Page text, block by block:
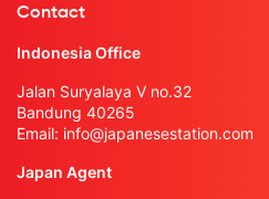
Contact
Indonesia Office
Jalan Suryalaya V no.32
Bandung 40265
Email: info@japanesestation.com
Japan Agent